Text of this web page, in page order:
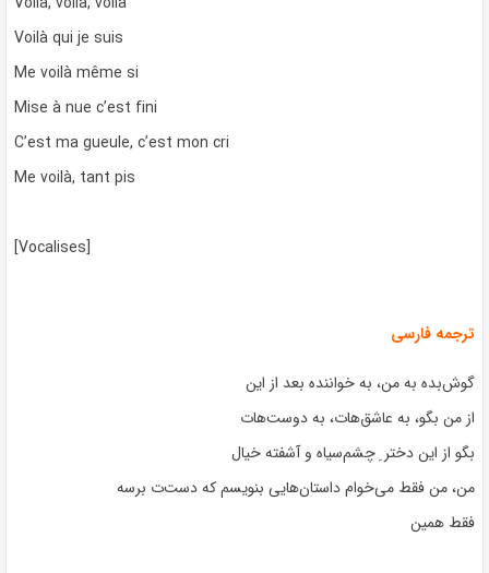
Voilà qui je suis
Me voilà même si
Mise à nue c’est fini
C’est ma gueule, c’est mon cri
Me voilà, tant pis
[Vocalises]
ترجمه فارسی
گوش‌بده به من، به خواننده بعد از این
از من بگو، به عاشق‌ها‌ت، به دوست‌هات
بگو از این دختر ِ چشم‌سیاه و آشفته خیال
من، من فقط می‌خوام داستان‌هایی بنویسم که دست‌ت برسه
فقط همین